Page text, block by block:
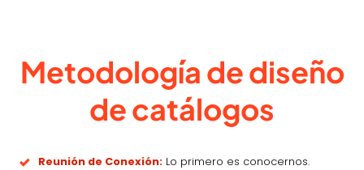
Metodología de diseño
de catálogos
Reunión de Conexión:Lo primero es conocernos.